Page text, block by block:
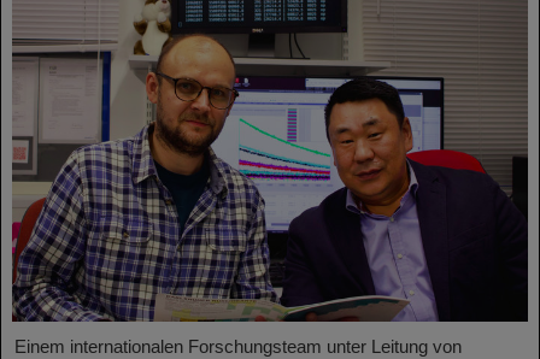
Einem internationalen Forschungsteam unter Leitung von